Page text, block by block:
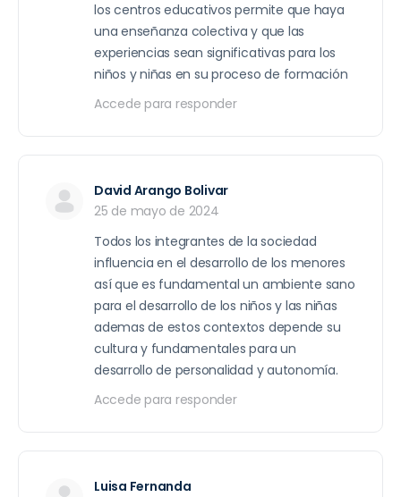
los centros educativos permite que haya
una enseñanza colectiva y que las
experiencias sean significativas para los
niños y niñas en su proceso de formación
Accede para responder
David Arango Bolivar
25 de mayo de 2024
Todos los integrantes de la sociedad
influencia en el desarrollo de los menores
así que es fundamental un ambiente sano
para el desarrollo de los niños y las niñas
ademas de estos contextos depende su
cultura y fundamentales para un
desarrollo de personalidad y autonomía.
Accede para responder
Luisa Fernanda